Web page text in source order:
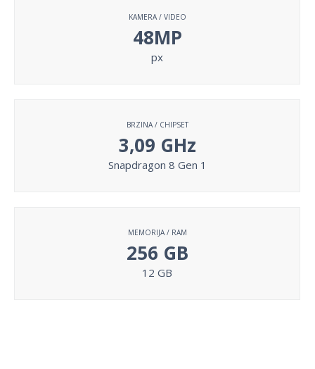
KAMERA / VIDEO
48MP
px
BRZINA / CHIPSET
3,09 GHz
Snapdragon 8 Gen 1
MEMORIJA / RAM
256 GB
12 GB